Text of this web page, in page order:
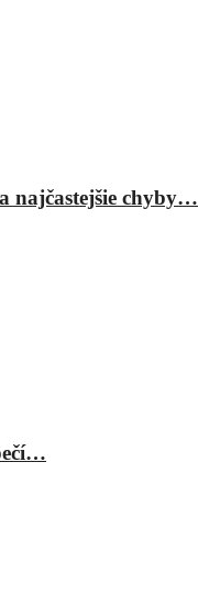
najčastejšie chyby…